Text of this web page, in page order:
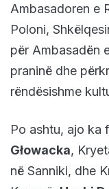
Ambasadoren e
Poloni,
për Ambasadën
praninë dhe
rëndësishme
Po ashtu, ajo ka
Głowacka,
në Sanniki, dhe